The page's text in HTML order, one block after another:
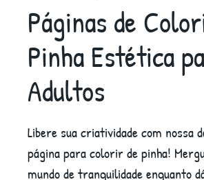
Páginas de
Pinha Estética
Adultos
Libere sua criatividade com nossa
página para colorir de pinha!
mundo de tranquilidade enquanto